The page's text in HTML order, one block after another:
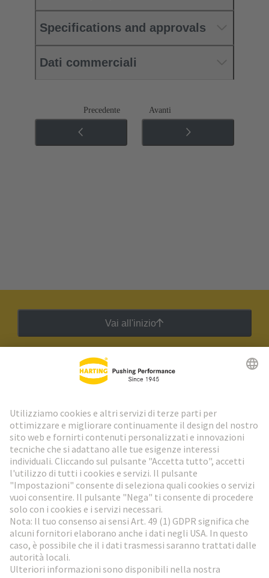
Specifications and approvals
Dati commerciali
Precedente Avanti
Vai all'inizio
Newsletter HARTING
Vai al registrazione
Social Media